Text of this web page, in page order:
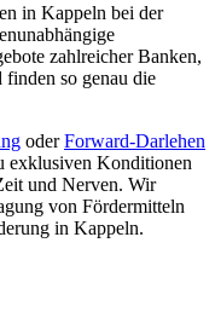
in Kappeln bei der
zahlreicher Banken,
finden so genau die
oderForward-Darlehen
exklusiven Konditionen
und Nerven. Wir
von Fördermitteln
in Kappeln.